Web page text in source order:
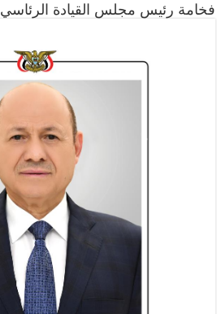
فخامة رئيس مجلس القيادة الرئاسي